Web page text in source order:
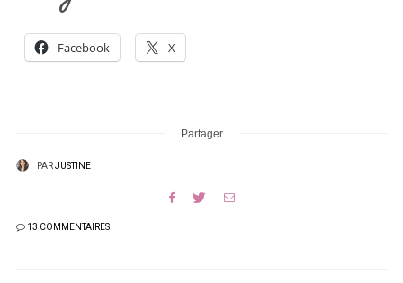
Facebook X
Partager
PARJUSTINE
13 COMMENTAIRES